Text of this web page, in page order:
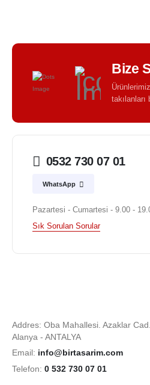
Bize
takılanları
0532 730 07 01
WhatsApp
Pazartesi - Cumartesi - 9.00 -
Sık Sorulan Sorular
Addres: Oba Mahallesi. Azaklar
Alanya - ANTALYA
Email: info@birtasarim.com
Telefon: 0 532 730 07 01